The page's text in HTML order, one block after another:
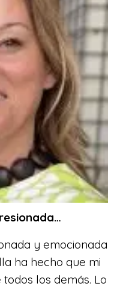
y emocionada
ha hecho que mi
los demás. Lo